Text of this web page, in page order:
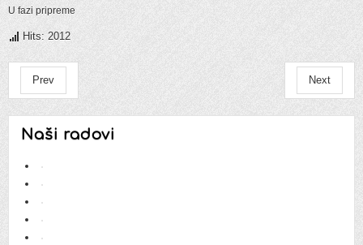
U fazi pripreme
Hits: 2012
Prev Next
Naši radovi